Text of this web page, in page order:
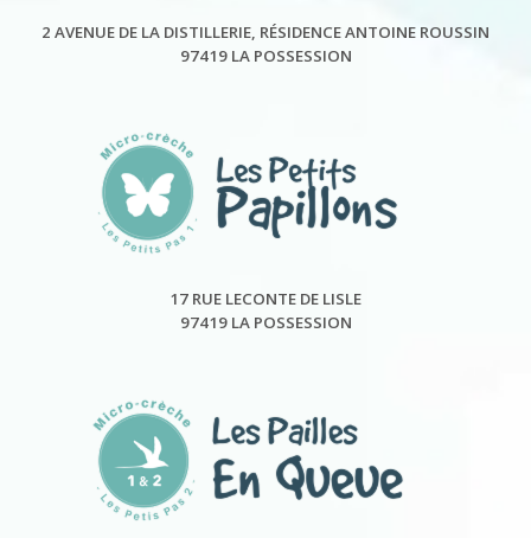
2 AVENUE DE LA DISTILLERIE, RÉSIDENCE ANTOINE ROUSSIN
97419 LA POSSESSION
17 RUE LECONTE DE LISLE
97419 LA POSSESSION